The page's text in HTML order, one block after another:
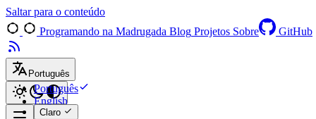
Saltar para o conteúdo
Programando na Madrugada Blog Projetos Sobre GitHub
Português
Português
English
Claro